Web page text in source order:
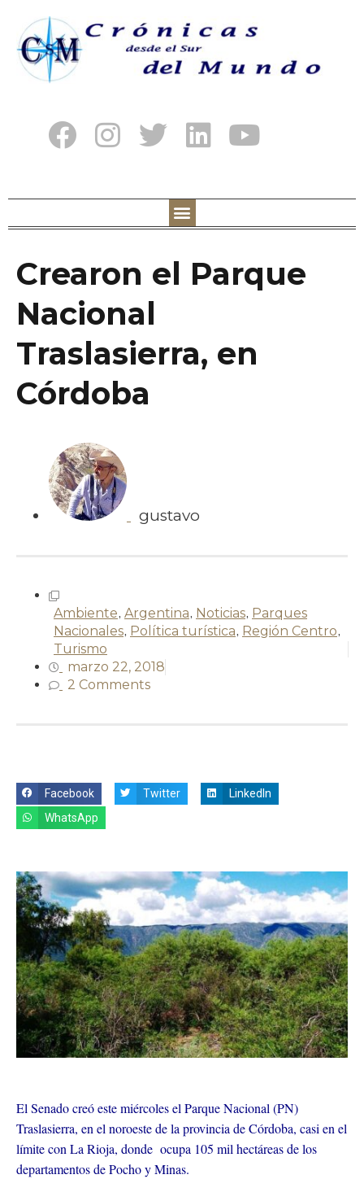
Crearon el Parque
Nacional
Traslasierra, en
Córdoba
gustavo
Ambiente, Argentina, Noticias, Parques
Nacionales, Política turística, Región Centro,
Turismo
marzo 22, 2018
2 Comments
Facebook Twitter
LinkedIn
WhatsApp
El Senado creó este miércoles el Parque Nacional (PN)
Traslasierra, en el noroeste de la provincia de Córdoba, casi en el
límite con La Rioja, donde ocupa 105 mil hectáreas de los
departamentos de Pocho y Minas.